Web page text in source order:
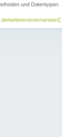
und Datentypen.
webservices/